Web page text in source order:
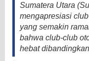
Sumatera Utara
mengapresiasi
yang semakin
bahwa club-club
hebat